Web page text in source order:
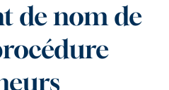
de nom de